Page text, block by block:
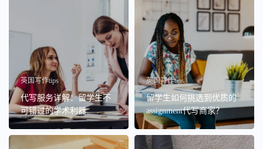
英国写作tips
代写服务详解：留学生不
可错过的学术利器
英国写作tips
留学生如何挑选到优质的
assignment代写商家？